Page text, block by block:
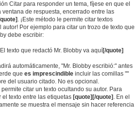
Citar para responder un tema, fíjese en que el
ventana de respuesta, encerrado entre las
. ¡Este método le permite citar textos
autor! Por ejemplo para citar un trozo de texto que
debe escribir:
El texto que redactó Mr. Blobby va aquí[/quote]
automáticamente, "Mr. Blobby escribió:" antes
que es imprescindible incluir las comillas ""
del usuario citado. No es opcional.
citar un texto ocultando su autor. Para
el texto entre las etiquetas [quote][/quote] . En el
se muestra el mensaje sin hacer referencia